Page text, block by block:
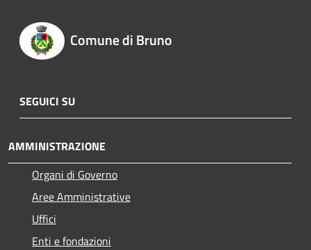
Comune di Bruno
SEGUICI SU
AMMINISTRAZIONE
Organi di Governo
Aree Amministrative
Uffici
Enti e fondazioni